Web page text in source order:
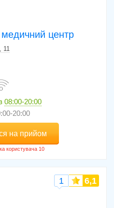
медичний центр
08:00-20:00
20:00
на прийом
1 6,1